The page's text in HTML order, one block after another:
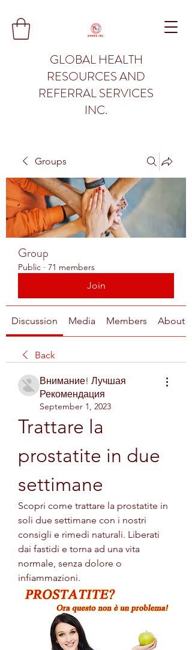
GLOBAL HEALTH
RESOURCES AND
REFERRAL SERVICES
INC.
Groups
Group
Public · 71 members
Join
Discussion Media Members About
Back
Внимание! Лучшая
Рекомендация
September 1, 2023
Trattare la
prostatite in due
settimane
Scopri come trattare la prostatite in
soli due settimane con i nostri
consigli e rimedi naturali. Liberati
dai fastidi e torna ad una vita
normale, senza dolore o
infiammazioni.